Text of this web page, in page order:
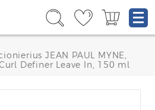
JEAN PAUL MYNE,
Definer Leave In, 150 ml